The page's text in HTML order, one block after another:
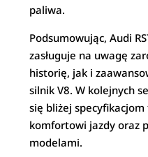
paliwa.
Podsumowując, Audi
zasługuje na uwagę
historię, jak i
silnik V8. W kolejnych
się bliżej
komfortowi jazdy oraz
modelami.